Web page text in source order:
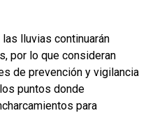
lluvias continuarán
por lo que consideran
de prevención y vigilancia
puntos donde
para